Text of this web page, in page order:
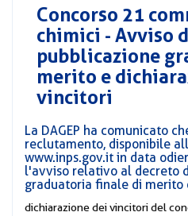
Concorso 21
chimici - Avviso
pubblicazione
merito e
vincitori
La DAGEP ha comunicato
reclutamento, disponibile
www.inps.gov.it in data
l'avviso relativo al decreto
graduatoria finale di merito
dichiarazione dei vincitori del